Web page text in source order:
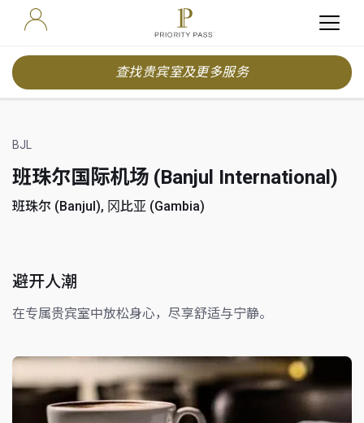
查找贵宾室及更多服务
BJL
班珠尔国际机场 (Banjul International)
班珠尔 (Banjul), 冈比亚 (Gambia)
避开人潮
在专属贵宾室中放松身心，尽享舒适与宁静。